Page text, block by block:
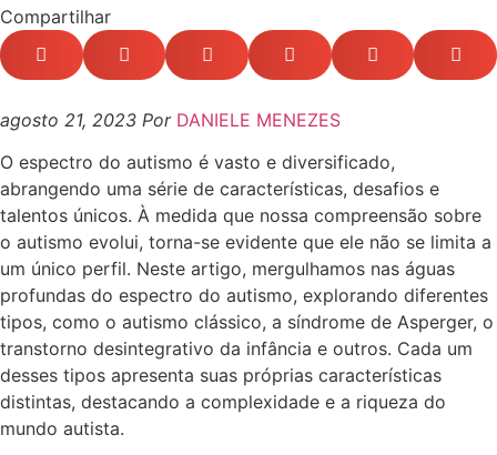
Compartilhar
agosto 21, 2023 Por DANIELE MENEZES
O espectro do autismo é vasto e diversificado,
abrangendo uma série de características, desafios e
talentos únicos. À medida que nossa compreensão sobre
o autismo evolui, torna-se evidente que ele não se limita a
um único perfil. Neste artigo, mergulhamos nas águas
profundas do espectro do autismo, explorando diferentes
tipos, como o autismo clássico, a síndrome de Asperger, o
transtorno desintegrativo da infância e outros. Cada um
desses tipos apresenta suas próprias características
distintas, destacando a complexidade e a riqueza do
mundo autista.